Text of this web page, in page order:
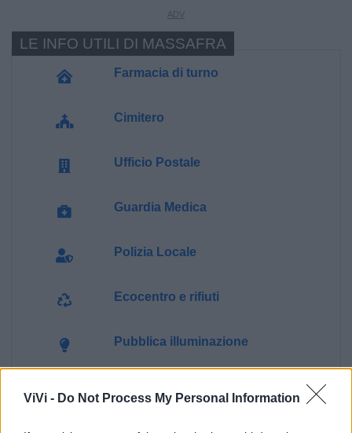
ViVi - Do Not Process My Personal Information
Farmacia di turno
Cimitero
Ufficio Postale
Guardia Medica
Polizia Locale
Ecocentro e rifiuti
Pubblica illuminazione
LE INFO UTILI DI MASSAFRA